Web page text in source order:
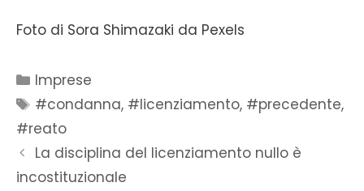
Foto di Sora Shimazaki da Pexels
Imprese
#condanna, #licenziamento, #precedente,
#reato
La disciplina del licenziamento nullo è
incostituzionale